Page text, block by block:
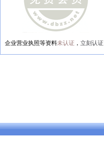
企业营业执照等资料未认证 ， 立刻认证